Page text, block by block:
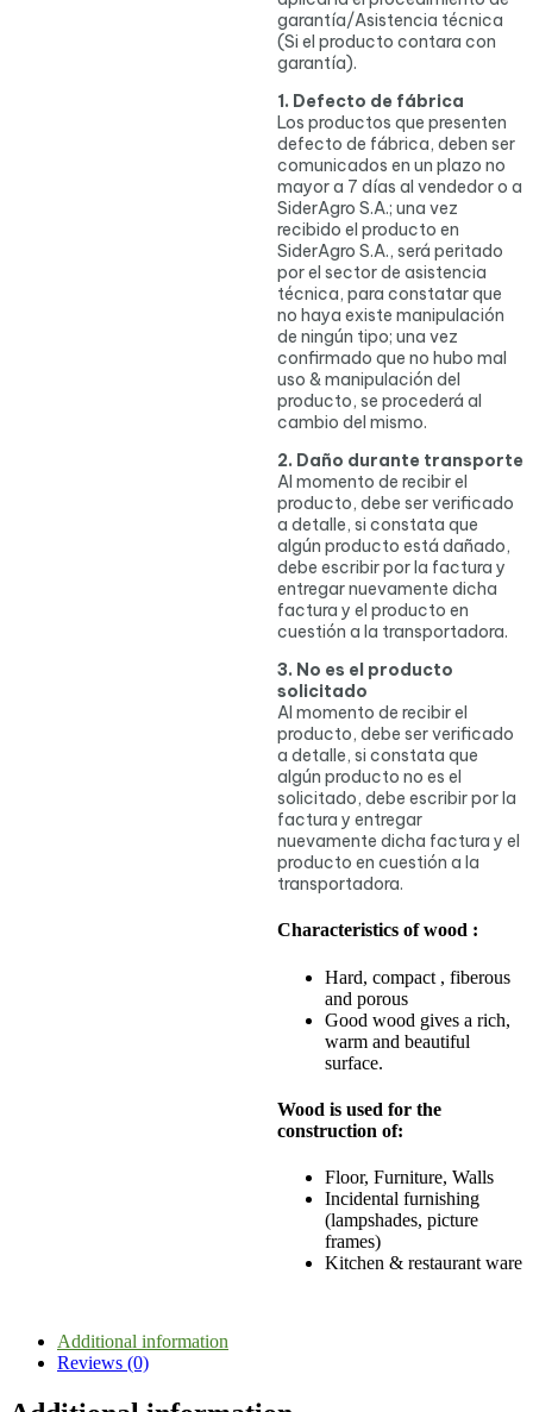
garantía/Asistencia técnica
(Si el producto contara con
garantía).
1. Defecto de fábrica
Los productos que presenten
defecto de fábrica, deben ser
comunicados en un plazo no
mayor a 7 días al vendedor o a
SiderAgro S.A.; una vez
recibido el producto en
SiderAgro S.A., será peritado
por el sector de asistencia
técnica, para constatar que
no haya existe manipulación
de ningún tipo; una vez
confirmado que no hubo mal
uso & manipulación del
producto, se procederá al
cambio del mismo.
2. Daño durante transporte
Al momento de recibir el
producto, debe ser verificado
a detalle, si constata que
algún producto está dañado,
debe escribir por la factura y
entregar nuevamente dicha
factura y el producto en
cuestión a la transportadora.
3. No es el producto
solicitado
Al momento de recibir el
producto, debe ser verificado
a detalle, si constata que
algún producto no es el
solicitado, debe escribir por la
factura y entregar
nuevamente dicha factura y el
producto en cuestión a la
transportadora.
Characteristics of wood :
Hard, compact , fiberous
and porous
Good wood gives a rich,
warm and beautiful
surface.
Wood is used for the
construction of:
Floor, Furniture, Walls
Incidental furnishing
(lampshades, picture
frames)
Kitchen & restaurant ware
Additional information
Reviews (0)